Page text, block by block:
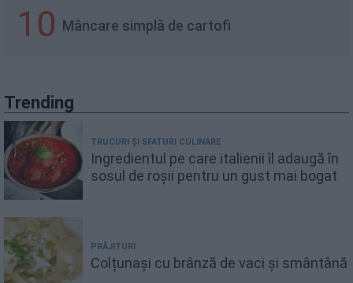
10 Mâncare simplă de cartofi
Trending
TRUCURI ȘI SFATURI CULINARE
Ingredientul pe care italienii îl adaugă în
sosul de roșii pentru un gust mai bogat
PRĂJITURI
Colțunași cu brânză de vaci și smântână